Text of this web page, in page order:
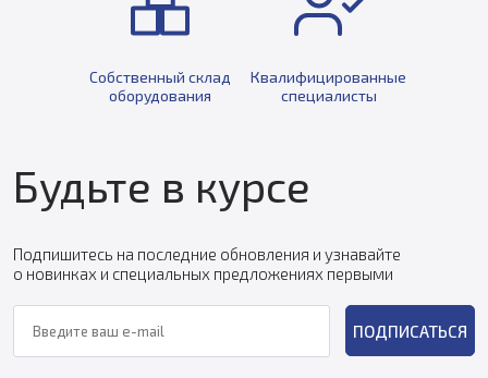
Собственный склад
оборудования
Квалифицированные
специалисты
Будьте в курсе
Подпишитесь на последние обновления и узнавайте
о новинках и специальных предложениях первыми
ПОДПИСАТЬСЯ